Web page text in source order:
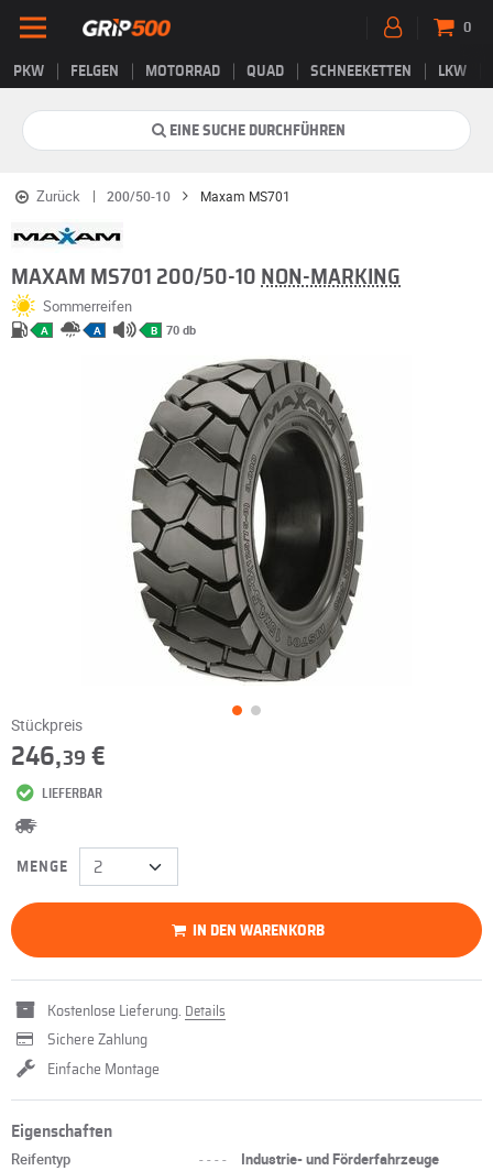
PKW FELGEN MOTORRAD QUAD SCHNEEKETTEN LKW
0
EINE SUCHE DURCHFÜHREN
Zurück 200/50-10 Maxam MS701
MAXAM MS701 200/50-10 NON-MARKING
Sommerreifen
A A B 70 db
Stückpreis
246,39 €
LIEFERBAR
MENGE
IN DEN WARENKORB
Kostenlose Lieferung. Details
Sichere Zahlung
Einfache Montage
Eigenschaften
Reifentyp ----
Industrie- und Förderfahrzeuge